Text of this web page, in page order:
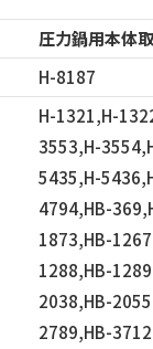
圧力鍋用本体
H-8187
H-1321,H-
3553,H-
5435,H-
4794,HB-
1873,HB-
1288,HB-
2038,HB-
2789,HB-